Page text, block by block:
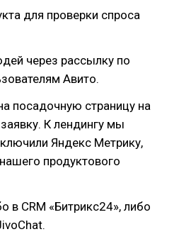
для проверки спроса
через рассылку по
Авито.
посадочную страницу на
К лендингу мы
Яндекс Метрику,
продуктового
в CRM «Битрикс24», либо